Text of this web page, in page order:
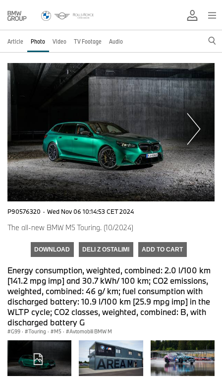
Article Photo Video TV Footage Audio
P90576320 · Wed Nov 06 10:14:53 CET 2024
The all-new BMW M5 Touring. (10/2024)
DOWNLOAD DELI Z OSTALIMI ADD TO CART
Energy consumption, weighted, combined: 2.0 l/100 km
[141.2 mpg imp] and 30.7 kWh/ 100 km; CO2 emissions,
weighted, combined: 46 g/ km; fuel consumption with
discharged battery: 10.9 l/100 km [25.9 mpg imp] in the
WLTP cycle; CO2 classes, weighted, combined: B, with
discharged battery G
G99 · Touring · M5 · Avtomobili BMW M